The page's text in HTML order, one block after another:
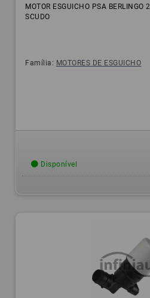
MOTOR ESGUICHO PSA BERLINGO
SCUDO
Família: MOTORES DE ESGUICHO
Disponível